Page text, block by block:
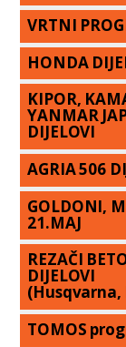
VRTNI
HONDA
KIPOR,
YANMAR
DIJELOVI
AGRIA 506
GOLDONI,
21.MAJ
REZAČI
DIJELOVI
TOMOS